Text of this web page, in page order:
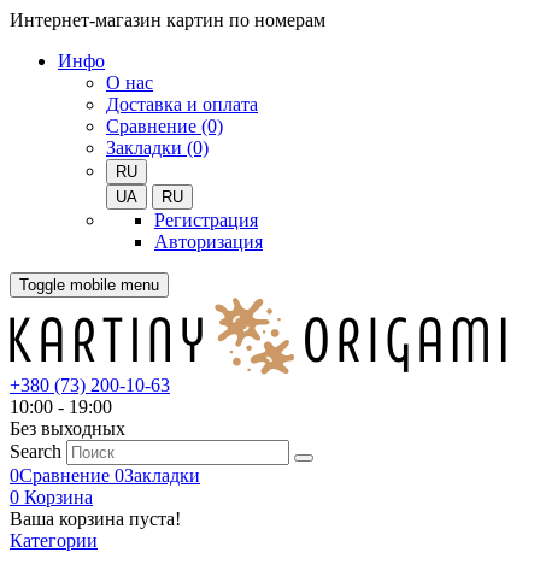
Интернет-магазин картин по номерам
Инфо
О нас
Доставка и оплата
Сравнение (0)
Закладки (0)
RU
UA
RU
Регистрация
Авторизация
Toggle mobile menu
+380 (73) 200-10-63
10:00 - 19:00
Без выходных
Search
0Сравнение 0Закладки
0 Корзина
Ваша корзина пуста!
Категории